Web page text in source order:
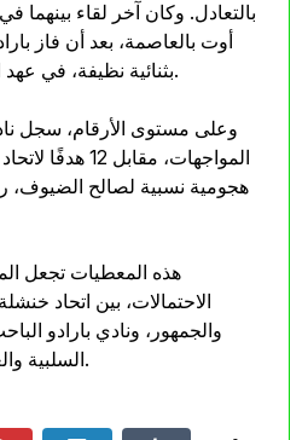
أوت بالعاصمة، بعد أن فاز
بثنائية نظيفة، في عهد المدرب التونسي الجريدي.
المواجهات،
هجومية نسبية لصالح الضيوف،
هذه المعطيات تجعل
الاحتمالات، بين اتحاد
والجمهور، ونادي بارادو
السلبية والعودة إلى سكة الانتصارات.